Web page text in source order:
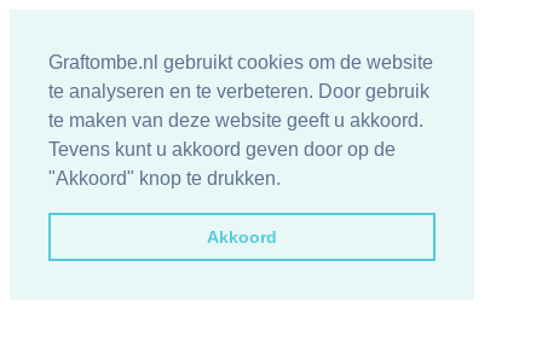
Graftombe.nl gebruikt cookies om de website
te analyseren en te verbeteren. Door gebruik
te maken van deze website geeft u akkoord.
Tevens kunt u akkoord geven door op de
"Akkoord" knop te drukken.
Akkoord